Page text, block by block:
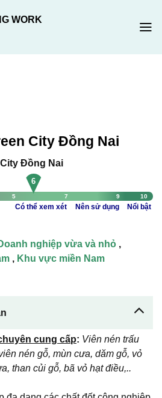
WORK
City Đồng Nai
Đồng Nai
5 7 9 10
Có thể xem xét Nên sử dụng Nổi bật
6
nghiệp vừa và nhỏ ,
, Khu vực miền Nam
cung cấp: Viên nén trấu
nén gỗ, mùn cưa, dăm gỗ, vỏ
than củi gỗ, bã vỏ hạt điều,..